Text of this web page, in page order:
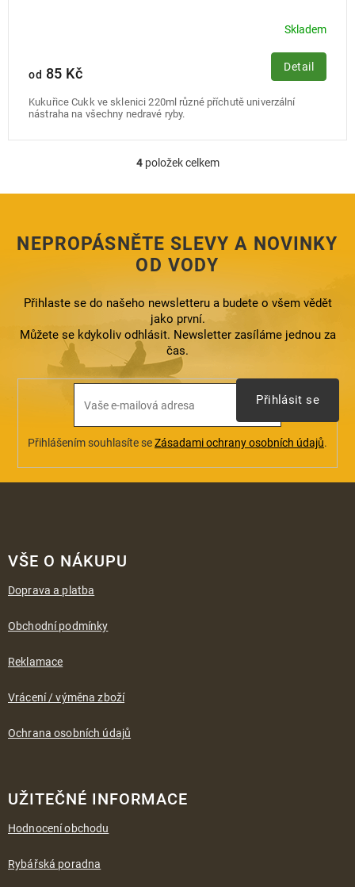
Skladem
od 85 Kč Detail
Kukuřice Cukk ve sklenici 220ml různé příchutě univerzální
nástraha na všechny nedravé ryby.
O
a
c
r
v
k
y
v
ý
i
s
u
4položek celkem
NEPROPÁSNĚTE SLEVY A NOVINKY
OD VODY
Přihlaste se do našeho newsletteru a budete o všem vědět
jako první.
Můžete se kdykoliv odhlásit. Newsletter zasíláme jednou za
čas.
Přihlášením souhlasíte seZásadami ochrany osobních údajů.
Přihlásit se
VŠE O NÁKUPU
Doprava a platba
Obchodní podmínky
Reklamace
Vrácení / výměna zboží
Ochrana osobních údajů
UŽITEČNÉ INFORMACE
Hodnocení obchodu
Rybářská poradna